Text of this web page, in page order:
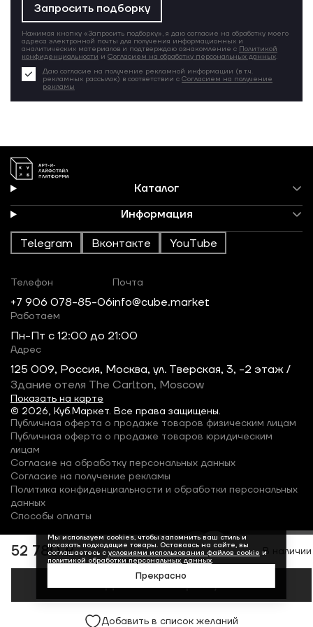
52 780 ₽ В наличии
Добавить в корзину
Добавить в список желаний
Запросить подборку
Нажимая кнопку «Запросить подборку», я даю согласие на обработку моего
адреса электронной почты для получения информационных и
аналитических материалов и подтверждаю ознакомление с Политикой
конфиденциальности и Согласием на обработку персональных данных.
Даю согласие на получение рекламной информации (в т.ч.
рекламных рассылок) в соответствии с Согласием на получение
рекламы
Каталог
Информация
Telegram Вконтакте YouTube
© 2026, Куб.Маркет. Все права защищены.
Телефон
+7 906 078-85-06
Почта
info@cube.market
Работаем
Пн-Пт c 12:00 до 21:00
Адрес
125 009, Россия, Москва, ул. Тверская, 3, -2 этаж /
Здание отеля The Carlton, Moscow
Показать на карте
Публичная оферта о продаже товаров физическим лицам
Публичная оферта о продаже товаров юридическим
лицам
Согласие на обработку персональных данных
Согласие на получение рекламы
Политика конфиденциальности и обработки персональных
данных
Способы оплаты
Мы используем cookies, чтобы запомнить ваш стиль и
показать подходящие товары. Оставаясь на сайте, вы
соглашаетесь с условиями использования файлов cookie и
политикой обработки персональных данных.
Прекрасно